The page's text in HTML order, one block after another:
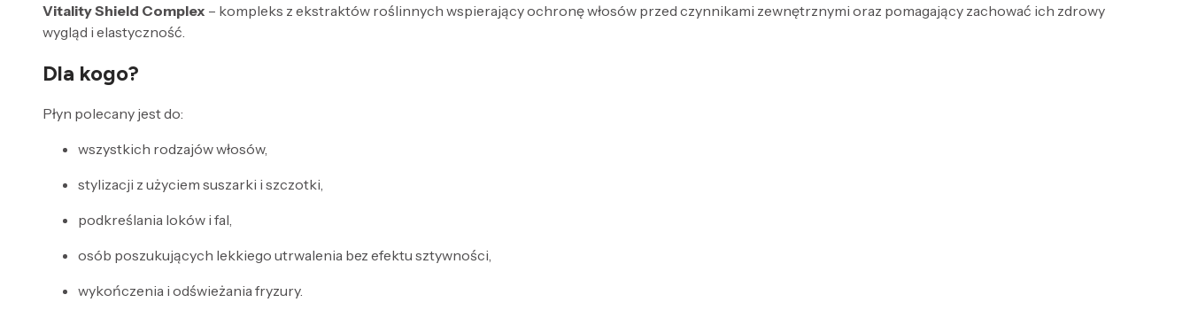
Vitality Shield Complex – kompleks z ekstraktów roślinnych wspierający ochronę włosów przed czynnikami zewnętrznymi oraz pomagający zachować ich zdrowy
wygląd i elastyczność.
Dla kogo?
Płyn polecany jest do:
wszystkich rodzajów włosów,
stylizacji z użyciem suszarki i szczotki,
podkreślania loków i fal,
osób poszukujących lekkiego utrwalenia bez efektu sztywności,
wykończenia i odświeżania fryzury.